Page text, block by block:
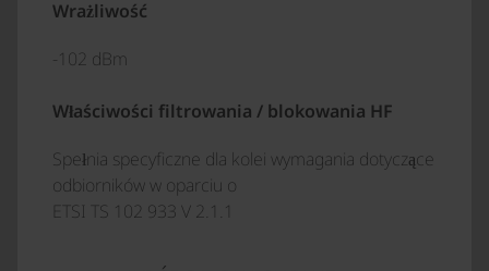
Wrażliwość
-102 dBm
Właściwości filtrowania / blokowania HF
Spełnia specyficzne dla kolei wymagania dotyczące
odbiorników w oparciu o
ETSI TS 102 933 V 2.1.1